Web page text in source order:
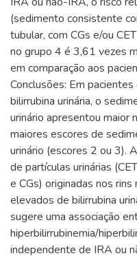
(sedimento consistente
tubular, com CGs e/ou
no grupo 4 é 3,61 vezes
em comparação aos
Conclusões: Em
bilirrubina urinária, o
urinário apresentou maior
maiores escores de
urinário (escores 2 ou 3).
de partículas urinárias
e CGs) originadas nos
elevados de bilirrubina
sugere uma associação
hiperbilirrubinemia/
independente de IRA ou